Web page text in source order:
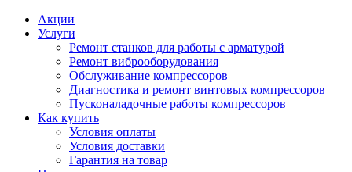
Акции
Услуги
Ремонт станков для работы с арматурой
Ремонт виброоборудования
Обслуживание компрессоров
Диагностика и ремонт винтовых компрессоров
Пусконаладочные работы компрессоров
Как купить
Условия оплаты
Условия доставки
Гарантия на товар